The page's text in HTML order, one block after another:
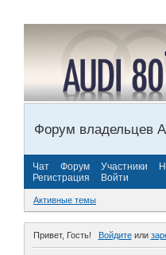
Форум владельцев
Чат Форум Участники
Регистрация
Войти
Активные темы
Привет, Гость! Войдитеили